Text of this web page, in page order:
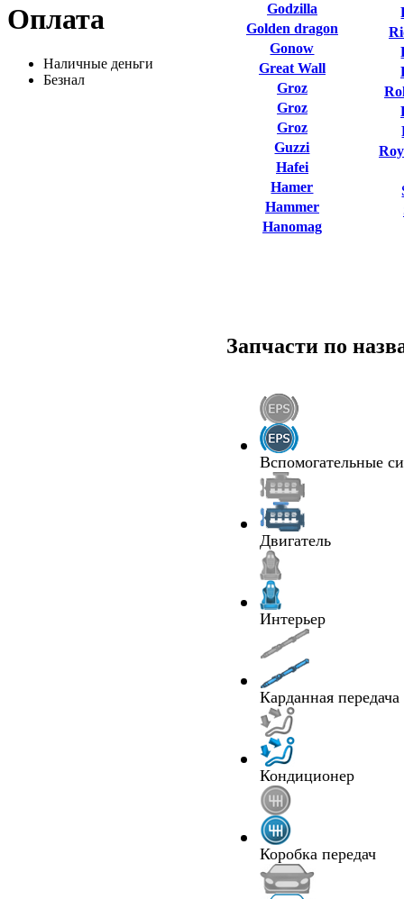
Оплата
Наличные деньги
Безнал
Godzilla
Golden dragon
Gonow
Great Wall
Groz
Groz
Groz
Guzzi
Hafei
Hamer
Hammer
Hanomag
Запчасти по
Вспомогательные
Двигатель
Интерьер
Карданная передача
Кондиционер
Коробка передач